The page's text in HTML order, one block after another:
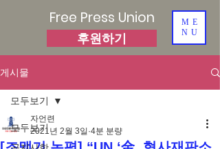
Free Press Union
후원하기
ME
NU
게시물
모두보기
모두보기
자언련
2021년 2월 3일 4분 분량